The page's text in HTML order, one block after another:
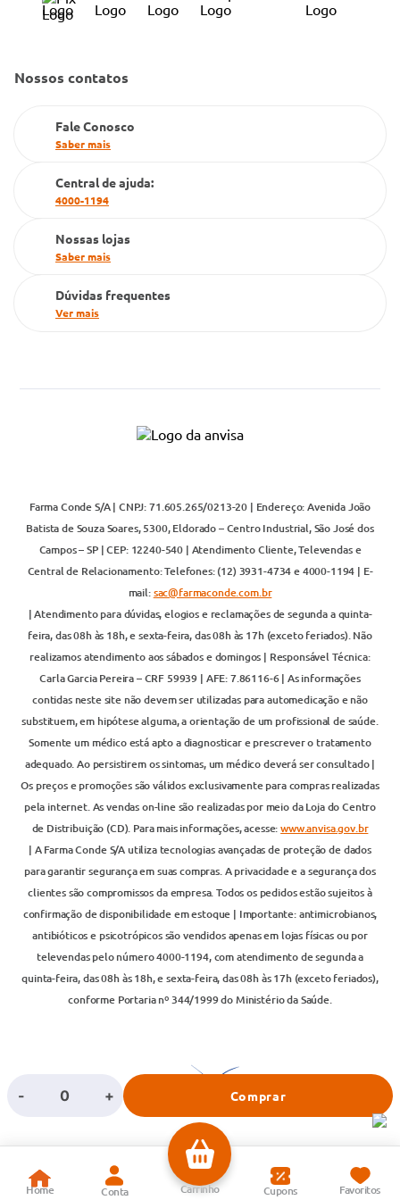
- + Comprar
Código de Conduta
Política de Reembolso
Dúvidas Frequentes
Cartão Grupo Conde
Televendas
Nossos contatos
Fale Conosco
Saber mais
Central de ajuda:
4000-1194
Nossas lojas
Saber mais
Dúvidas frequentes
Ver mais
Farma Conde S/A | CNPJ: 71.605.265/0213-20 | Endereço: Avenida João
Batista de Souza Soares, 5300, Eldorado – Centro Industrial, São José dos
Campos – SP | CEP: 12240-540 | Atendimento Cliente, Televendas e
Central de Relacionamento: Telefones: (12) 3931-4734 e 4000-1194 | E-
mail:sac@farmaconde.com.br
| Atendimento para dúvidas, elogios e reclamações de segunda a quinta-
feira, das 08h às 18h, e sexta-feira, das 08h às 17h (exceto feriados). Não
realizamos atendimento aos sábados e domingos | Responsável Técnica:
Carla Garcia Pereira – CRF 59939 | AFE: 7.86116-6 | As informações
contidas neste site não devem ser utilizadas para automedicação e não
substituem, em hipótese alguma, a orientação de um profissional de saúde.
Somente um médico está apto a diagnosticar e prescrever o tratamento
adequado. Ao persistirem os sintomas, um médico deverá ser consultado |
Os preços e promoções são válidos exclusivamente para compras realizadas
pela internet. As vendas on-line são realizadas por meio da Loja do Centro
de Distribuição (CD). Para mais informações, acesse:www.anvisa.gov.br
| A Farma Conde S/A utiliza tecnologias avançadas de proteção de dados
para garantir segurança em suas compras. A privacidade e a segurança dos
clientes são compromissos da empresa. Todos os pedidos estão sujeitos à
confirmação de disponibilidade em estoque | Importante: antimicrobianos,
antibióticos e psicotrópicos são vendidos apenas em lojas físicas ou por
televendas pelo número 4000-1194, com atendimento de segunda a
quinta-feira, das 08h às 18h, e sexta-feira, das 08h às 17h (exceto feriados),
conforme Portaria nº 344/1999 do Ministério da Saúde.